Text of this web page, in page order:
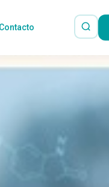
Contacto